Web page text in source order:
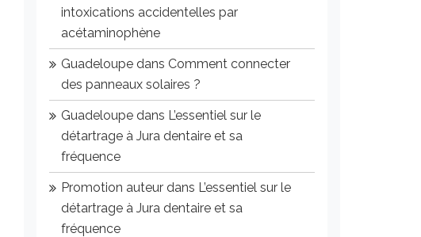
intoxications accidentelles par
acétaminophène
Guadeloupe dans Comment connecter
des panneaux solaires ?
Guadeloupe dans L’essentiel sur le
détartrage à Jura dentaire et sa
fréquence
Promotion auteur dans L’essentiel sur le
détartrage à Jura dentaire et sa
fréquence